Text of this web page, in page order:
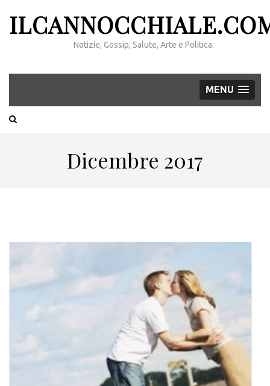
Notizie, Gossip, Salute, Arte e Politica.
MENU
Dicembre 2017